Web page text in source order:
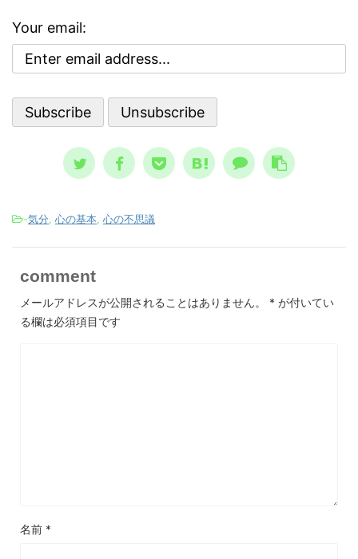
類滅
む、
ノ
大予
ダム
異常なのか？ 精神異常とはこの場
合、理性と合理性の欠如を指します。
理性とは、物事を区別する能力です。
さです。ですから精神異常になると、
想像と現実 ...
社会
Your email:
-気分, 心の基本, 心の不思議
comment
メールアドレスが公開されることはありません。 * が付いてい
る欄は必須項目です
名前 *